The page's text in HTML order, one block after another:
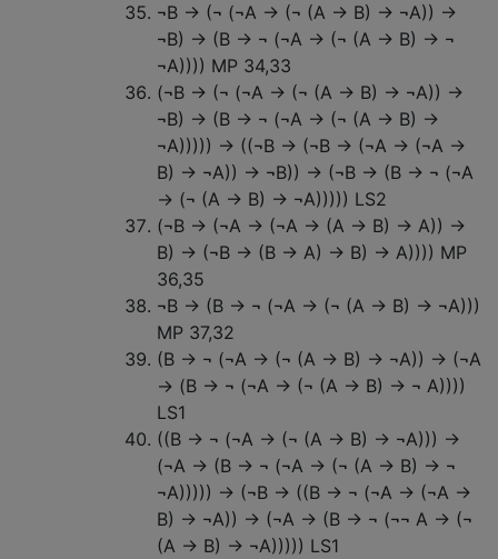
¬B → (¬ (¬A → (¬ (A → B) → ¬A)) →
¬B) → (B → ¬ (¬A → (¬ (A → B) → ¬
¬A)))) MP 34,33
(¬B → (¬ (¬A → (¬ (A → B) → ¬A)) →
¬B) → (B → ¬ (¬A → (¬ (A → B) →
¬A))))) → ((¬B → (¬B → (¬A → (¬A →
B) → ¬A)) → ¬B)) → (¬B → (B → ¬ (¬A
→ (¬ (A → B) → ¬A))))) LS2
(¬B → (¬A → (¬A → (A → B) → A)) →
B) → (¬B → (B → A) → B) → A)))) MP
36,35
¬B → (B → ¬ (¬A → (¬ (A → B) → ¬A)))
MP 37,32
(B → ¬ (¬A → (¬ (A → B) → ¬A)) → (¬A
→ (B → ¬ (¬A → (¬ (A → B) → ¬ A))))
LS1
((B → ¬ (¬A → (¬ (A → B) → ¬A))) →
(¬A → (B → ¬ (¬A → (¬ (A → B) → ¬
¬A))))) → (¬B → ((B → ¬ (¬A → (¬A →
B) → ¬A)) → (¬A → (B → ¬ (¬¬ A → (¬
(A → B) → ¬A))))) LS1